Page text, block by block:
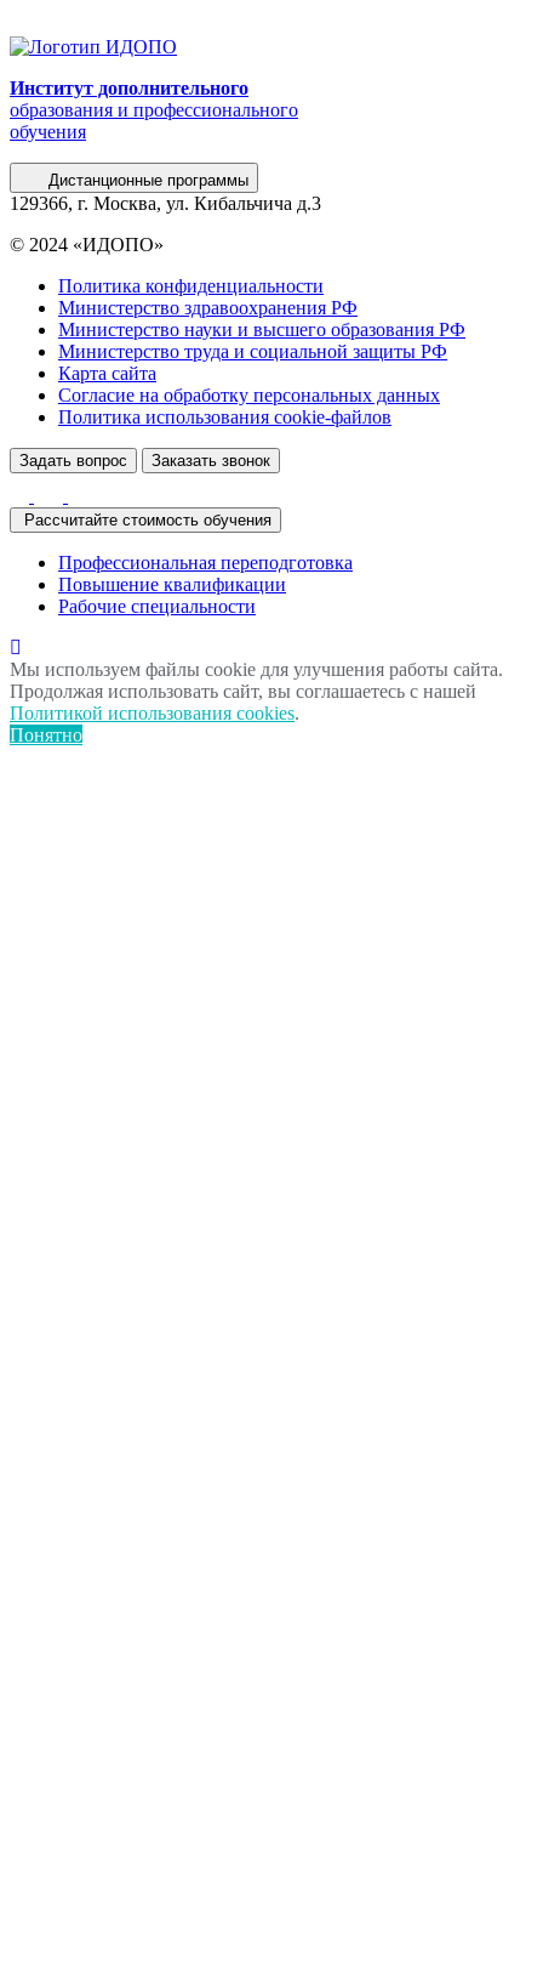
Институт дополнительного
образования и профессионального
обучения
Дистанционные программы
129366, г. Москва, ул. Кибальчича д.3
© 2024 «ИДОПО»
Политика конфиденциальности
Министерство здравоохранения РФ
Министерство науки и высшего образования РФ
Министерство труда и социальной защиты РФ
Карта сайта
Согласие на обработку персональных данных
Политика использования сookie-файлов
Задать вопрос Заказать звонок
Рассчитайте стоимость обучения
Профессиональная переподготовка
Повышение квалификации
Рабочие специальности
Мы используем файлы cookie для улучшения работы сайта.
Продолжая использовать сайт, вы соглашаетесь с нашей
Политикой использования cookies.
Понятно